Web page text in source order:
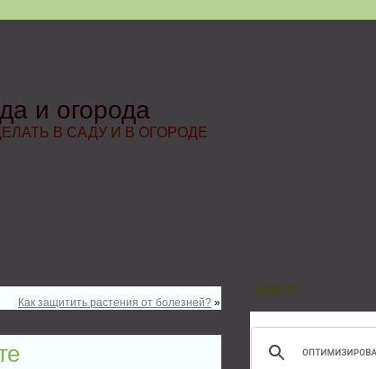
и огорода
В САДУ И В ОГОРОДЕ
Как защитить растения от болезней? »
НАЙТИ